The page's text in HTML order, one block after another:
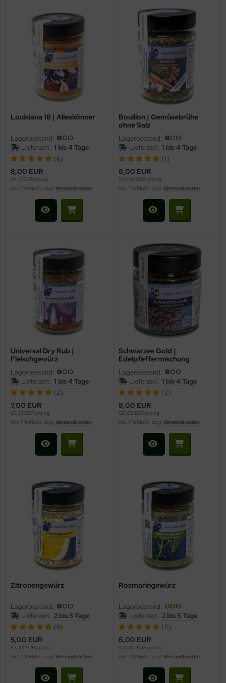
Louisiana 18 | Alleskönner
Lagerbestand:
Lieferzeit: 1 bis 4 Tage
(6)
8,00 EUR
94,12 EUR pro kg
inkl. 7 % MwSt. zzgl. Versandkosten
Bouillon | Gemüsebrühe
ohne Salz
Lagerbestand:
Lieferzeit: 1 bis 4 Tage
(1)
8,00 EUR
100,00 EUR pro kg
inkl. 7 % MwSt. zzgl. Versandkosten
Universal Dry Rub |
Fleischgewürz
Lagerbestand:
Lieferzeit: 1 bis 4 Tage
(2)
7,00 EUR
82,35 EUR pro kg
inkl. 7 % MwSt. zzgl. Versandkosten
Schwarzes Gold |
Edelpfeffermischung
Lagerbestand:
Lieferzeit: 1 bis 4 Tage
(2)
8,00 EUR
123,08 EUR pro kg
inkl. 7 % MwSt. zzgl. Versandkosten
Zitronengewürz
Lagerbestand:
Lieferzeit: 2 bis 5 Tage
(9)
5,00 EUR
83,33 EUR pro kg
inkl. 7 % MwSt. zzgl. Versandkosten
Rosmaringewürz
Lagerbestand:
Lieferzeit: 2 bis 5 Tage
(5)
6,00 EUR
100,00 EUR pro kg
inkl. 7 % MwSt. zzgl. Versandkosten